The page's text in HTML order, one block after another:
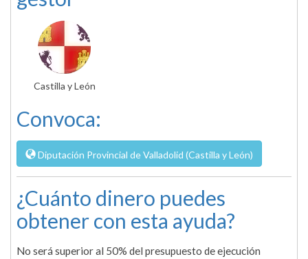
Castilla y León
Convoca:
Diputación Provincial de Valladolid (Castilla y León)
¿Cuánto dinero puedes
obtener con esta ayuda?
No será superior al 50% del presupuesto de ejecución